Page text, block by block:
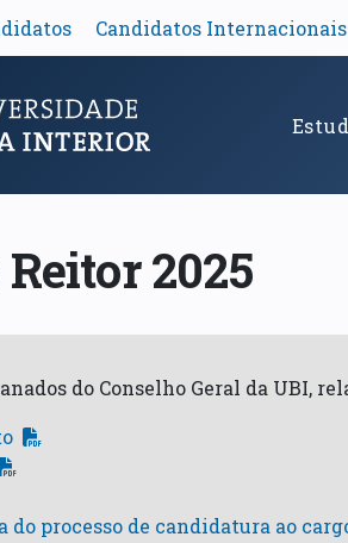
Candidatos Internacionais
2025
do Conselho Geral da UBI,
do processo de candidatura ao